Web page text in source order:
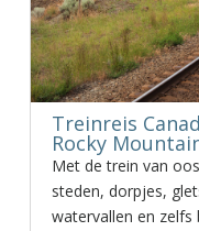
Treinreis
Rocky
Met de trein van
steden, dorpjes,
watervallen en zelfs